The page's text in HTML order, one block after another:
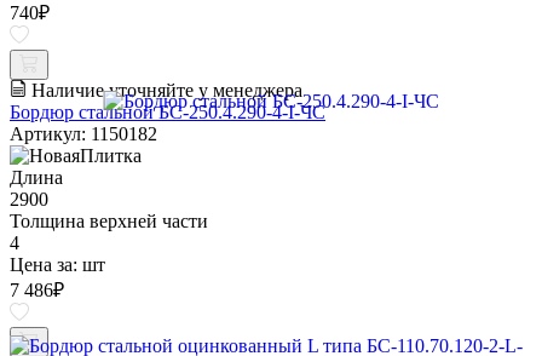
740₽
Наличие уточняйте у менеджера
Бордюр стальной БС-250.4.290-4-I-ЧС
Артикул: 1150182
Длина
2900
Толщина верхней части
4
Цена за: шт
7 486₽